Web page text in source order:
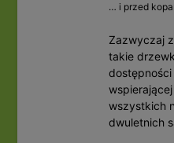
… i przed
Zazwyczaj
takie
wszystkich
dwuletnich